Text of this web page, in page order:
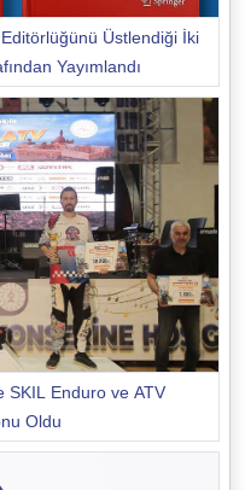
Üstlendiği İki
Yayımlandı
SKIL Enduro ve ATV
Oldu